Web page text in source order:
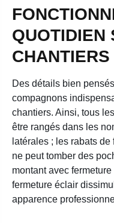
QUOTIDIEN
CHANTIERS
Des détails bien
compagnons
chantiers. Ainsi, tous
être rangés dans les
latérales ; les rabats
ne peut tomber des
montant avec
fermeture éclair
apparence